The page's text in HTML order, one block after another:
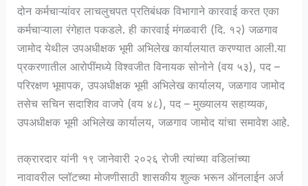
दोन कर्मचाऱ्यांवर लाचलुचपत प्रतिबंधक विभागाने कारवाई करत एका
कर्मचाऱ्याला रंगेहात पकडले. ही कारवाई मंगळवारी (दि. १२) जळगाव
जामोद येथील उपअधीक्षक भूमी अभिलेख कार्यालयात करण्यात आली.या
प्रकरणातील आरोपींमध्ये विश्वजीत विनायक सोनोने (वय ५३), पद –
परिरक्षण भूमापक, उपअधीक्षक भूमी अभिलेख कार्यालय, जळगाव जामोद
तसेच सचिन सदाशिव वाजपे (वय ४८), पद – मुख्यालय सहाय्यक,
उपअधीक्षक भूमी अभिलेख कार्यालय, जळगाव जामोद यांचा समावेश आहे.
तक्रारदार यांनी १९ जानेवारी २०२६ रोजी त्यांच्या वडिलांच्या
नावावरील प्लॉटच्या मोजणीसाठी शासकीय शुल्क भरून ऑनलाईन अर्ज